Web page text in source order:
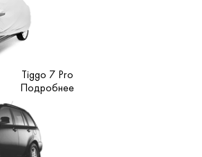
Tiggo 7 Pro
Подробнее